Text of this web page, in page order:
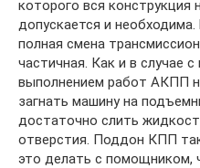
которого вся конструкция
допускается и
полная смена
частичная. Как и в случае
выполнением работ АКПП
загнать машину на
достаточно слить
отверстия. Поддон КПП
это делать с помощником,